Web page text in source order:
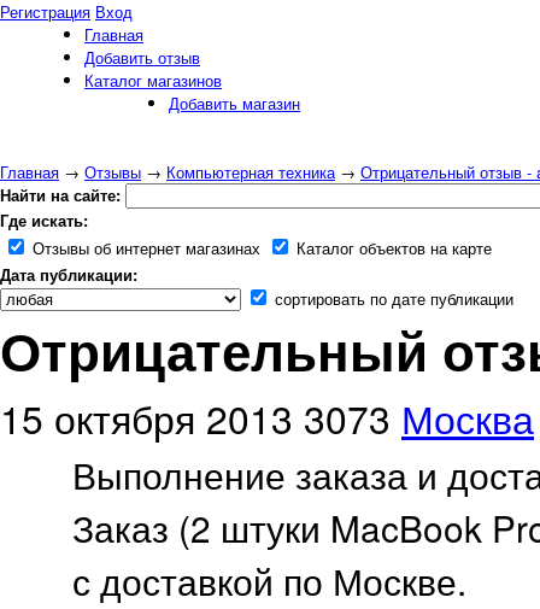
Регистрация Вход
Главная
Добавить отзыв
Каталог магазинов
Добавить магазин
Главная → Отзывы → Компьютерная техника→ Отрицательный отзыв -
Найти на сайте:
Где искать:
Отзывы об интернет магазинах
Каталог объектов на карте
Дата публикации:
сортировать по дате публикации
Отрицательный
15 октября 2013 3073 Москва
Выполнение заказа и
Заказ (2 штуки MacBook
с доставкой по Москве.